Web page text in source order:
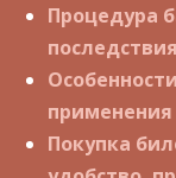
Процедура
применения
Покупка